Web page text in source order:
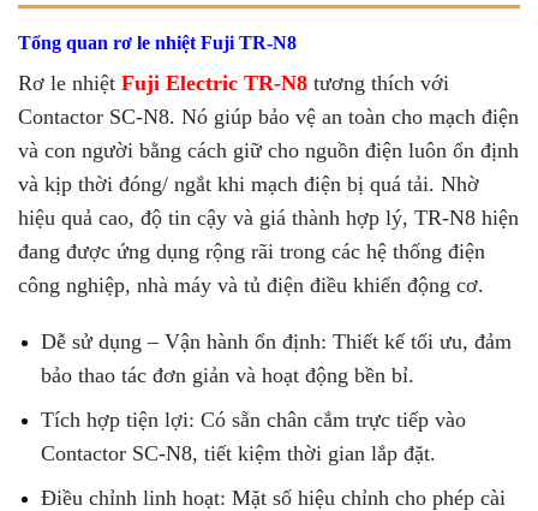
Tổng quan rơ le nhiệt Fuji TR-N8
Rơ le nhiệt Fuji Electric TR-N8 tương thích với
Contactor SC-N8. Nó giúp bảo vệ an toàn cho mạch điện
và con người bằng cách giữ cho nguồn điện luôn ổn định
và kịp thời đóng/ ngắt khi mạch điện bị quá tải. Nhờ
hiệu quả cao, độ tin cậy và giá thành hợp lý, TR-N8 hiện
đang được ứng dụng rộng rãi trong các hệ thống điện
công nghiệp, nhà máy và tủ điện điều khiển động cơ.
Dễ sử dụng – Vận hành ổn định: Thiết kế tối ưu, đảm
bảo thao tác đơn giản và hoạt động bền bỉ.
Tích hợp tiện lợi: Có sẵn chân cắm trực tiếp vào
Contactor SC-N8, tiết kiệm thời gian lắp đặt.
Điều chỉnh linh hoạt: Mặt số hiệu chỉnh cho phép cài